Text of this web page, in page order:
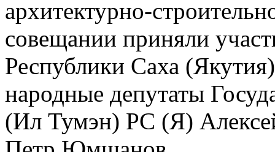
архитектурно-
совещании приняли
Республики Саха
народные депутаты
(Ил Тумэн) РС (Я)